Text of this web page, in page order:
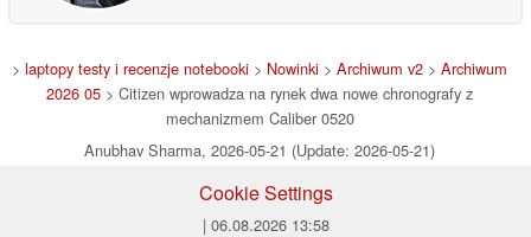
> laptopy testy i recenzje notebooki > Nowinki > Archiwum v2 > Archiwum
2026 05 > Citizen wprowadza na rynek dwa nowe chronografy z
mechanizmem Caliber 0520
Anubhav Sharma, 2026-05-21 (Update: 2026-05-21)
Cookie Settings
| 06.08.2026 13:58